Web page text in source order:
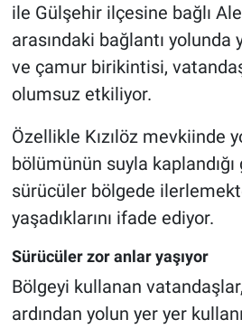
ile Gülşehir ilçesine bağlı
arasındaki bağlantı yolunda
ve çamur birikintisi,
olumsuz etkiliyor.
Özellikle Kızılöz mevkiinde
bölümünün suyla
sürücüler bölgede
yaşadıklarını ifade ediyor.
Sürücüler zor anlar yaşıyor
Bölgeyi kullanan vatandaşlar,
ardından yolun yer yer
Niğde
Aksaray
Yerel
Genel
Asayiş
Kültür - Sanat